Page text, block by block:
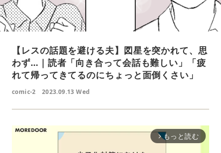
【レスの話題を避ける夫】図星を突かれて、思
わず…｜読者「向き合って会話も難しい」「疲
れて帰ってきてるのにちょっと面倒くさい」
comic-2 2023.09.13 Wed
arrow_forward_ios もっと読む